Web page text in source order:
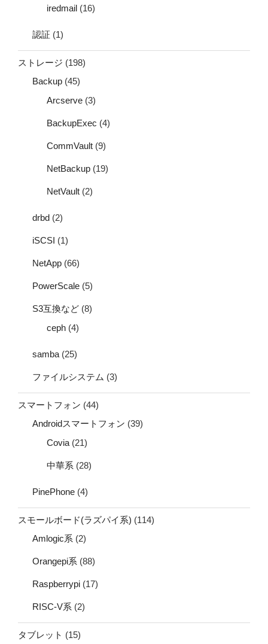
iredmail (16)
認証 (1)
ストレージ (198)
Backup (45)
Arcserve (3)
BackupExec (4)
CommVault (9)
NetBackup (19)
NetVault (2)
drbd (2)
iSCSI (1)
NetApp (66)
PowerScale (5)
S3互換など (8)
ceph (4)
samba (25)
ファイルシステム (3)
スマートフォン (44)
Androidスマートフォン (39)
Covia (21)
中華系 (28)
PinePhone (4)
スモールボード(ラズパイ系) (114)
Amlogic系 (2)
Orangepi系 (88)
Raspberrypi (17)
RISC-V系 (2)
タブレット (15)